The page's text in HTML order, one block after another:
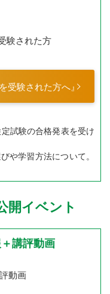
験された方
受験された方へ』
試験の合格発表を受け
や学習方法について。
開イベント
講評動画
動画